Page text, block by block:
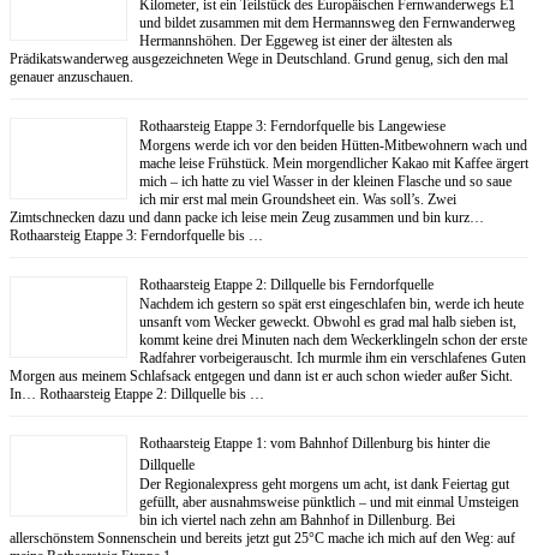
Kilometer, ist ein Teilstück des Europäischen Fernwanderwegs E1
und bildet zusammen mit dem Hermannsweg den Fernwanderweg
Hermannshöhen. Der Eggeweg ist einer der ältesten als
Prädikatswanderweg ausgezeichneten Wege in Deutschland. Grund genug, sich den mal
genauer anzuschauen.
Rothaarsteig Etappe 3: Ferndorfquelle bis Langewiese
Morgens werde ich vor den beiden Hütten-Mitbewohnern wach und
mache leise Frühstück. Mein morgendlicher Kakao mit Kaffee ärgert
mich – ich hatte zu viel Wasser in der kleinen Flasche und so saue
ich mir erst mal mein Groundsheet ein. Was soll’s. Zwei
Zimtschnecken dazu und dann packe ich leise mein Zeug zusammen und bin kurz…
Rothaarsteig Etappe 3: Ferndorfquelle bis …
Rothaarsteig Etappe 2: Dillquelle bis Ferndorfquelle
Nachdem ich gestern so spät erst eingeschlafen bin, werde ich heute
unsanft vom Wecker geweckt. Obwohl es grad mal halb sieben ist,
kommt keine drei Minuten nach dem Weckerklingeln schon der erste
Radfahrer vorbeigerauscht. Ich murmle ihm ein verschlafenes Guten
Morgen aus meinem Schlafsack entgegen und dann ist er auch schon wieder außer Sicht.
In… Rothaarsteig Etappe 2: Dillquelle bis …
Rothaarsteig Etappe 1: vom Bahnhof Dillenburg bis hinter die
Dillquelle
Der Regionalexpress geht morgens um acht, ist dank Feiertag gut
gefüllt, aber ausnahmsweise pünktlich – und mit einmal Umsteigen
bin ich viertel nach zehn am Bahnhof in Dillenburg. Bei
allerschönstem Sonnenschein und bereits jetzt gut 25°C mache ich mich auf den Weg: auf